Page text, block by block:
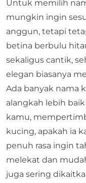
Untuk memilih
mungkin ingin
anggun, tetapi
betina berbulu
sekaligus cantik,
elegan biasanya
Ada banyak nama
alangkah lebih
kamu,
kucing, apakah ia
penuh rasa ingin
melekat dan
juga sering